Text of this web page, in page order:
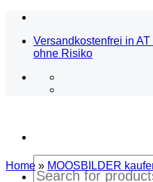
Zum
springenVersandkostenfrei in
ohne Risiko
Products
search
Home » MOOSBILDER